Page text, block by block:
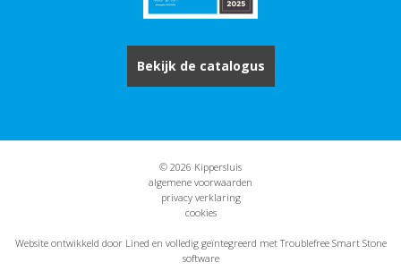
Bekijk de catalogus
© 2026 Kippersluis
algemene voorwaarden
privacy verklaring
cookies
Website ontwikkeld door Lined en volledig geïntegreerd met Troublefree Smart Stone
software